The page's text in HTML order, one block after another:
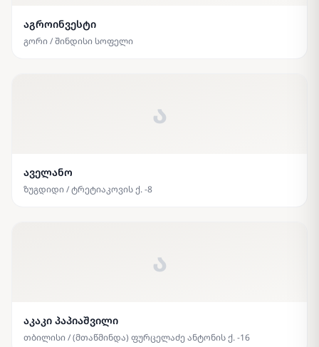
აგროინვესტი
გორი / შინდისი სოფელი
ა
აველანო
ზუგდიდი / ტრეტიაკოვის ქ. -8
ა
აკაკი პაპიაშვილი
თბილისი / (მთაწმინდა) ფურცელაძე ანტონის ქ. -16